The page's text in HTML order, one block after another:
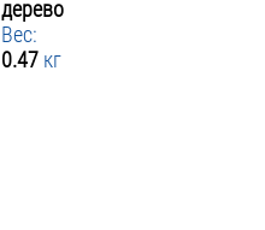
дерево
Вес:
0.47 кг